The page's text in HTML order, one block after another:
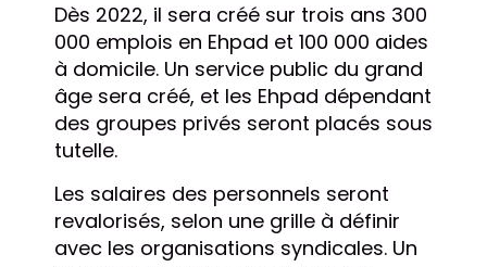
Dès 2022, il sera créé sur trois ans 300
000 emplois en Ehpad et 100 000 aides
à domicile. Un service public du grand
âge sera créé, et les Ehpad dépendant
des groupes privés seront placés sous
tutelle.
Les salaires des personnels seront
revalorisés, selon une grille à définir
avec les organisations syndicales. Un